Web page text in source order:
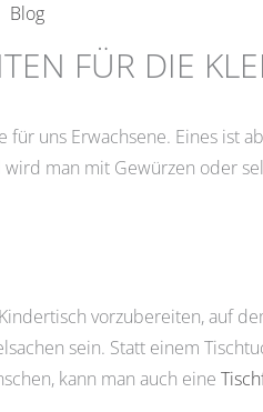
Blog
FÜR DIE
uns Erwachsene. Eines ist
man mit Gewürzen oder
vorzubereiten, auf
sein. Statt einem
kann man auch eine